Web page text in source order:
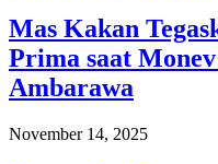
Mas Kakan
Prima saat
Ambarawa
November 14, 2025